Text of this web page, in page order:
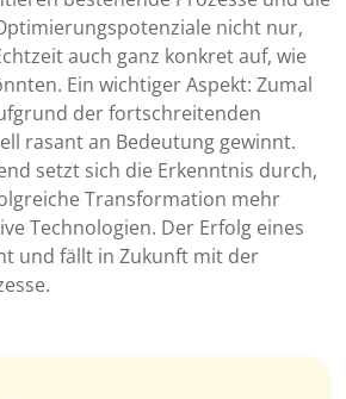
nicht nur,
auch ganz konkret auf, wie
Ein wichtiger Aspekt: Zumal
der fortschreitenden
rasant an Bedeutung gewinnt.
setzt sich die Erkenntnis durch,
Transformation mehr
Technologien. Der Erfolg eines
und fällt in Zukunft mit der